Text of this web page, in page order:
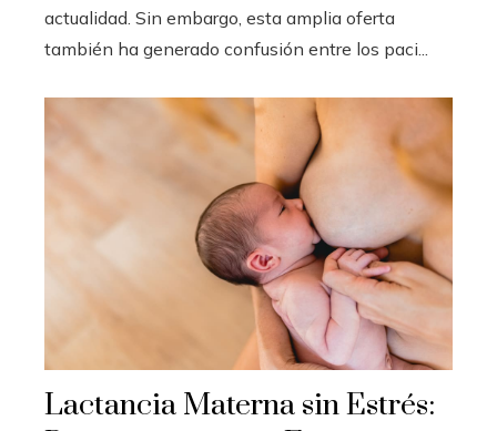
actualidad. Sin embargo, esta amplia oferta
también ha generado confusión entre los paci...
Lactancia Materna sin Estrés: